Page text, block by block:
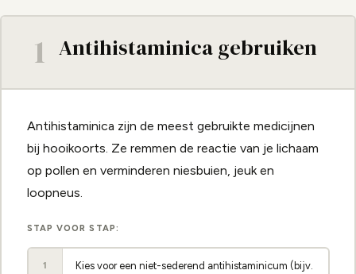
1 Antihistaminica gebruiken
Antihistaminica zijn de meest gebruikte medicijnen
bij hooikoorts. Ze remmen de reactie van je lichaam
op pollen en verminderen niesbuien, jeuk en
loopneus.
STAP VOOR STAP:
1
Kies voor een niet-sederend antihistaminicum (bijv.